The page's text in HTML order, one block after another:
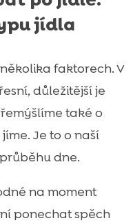
jídla
faktorech. V
důležitější je
také o
Je to o naší
dne.
na moment
ponechat spěch